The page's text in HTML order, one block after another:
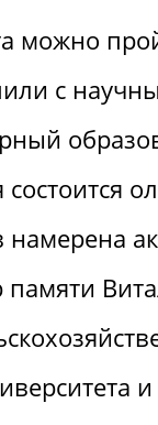
можно
с
состоится